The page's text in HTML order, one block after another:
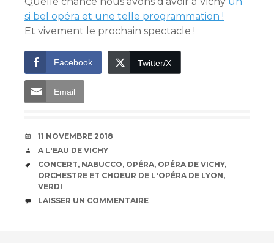
si bel opéra et une telle programmation !
Et vivement le prochain spectacle !
Facebook Twitter/X
Email
DATE
11 NOVEMBRE 2018
AUTEUR
A L'EAU DE VICHY
ÉTIQUETTES
CONCERT, NABUCCO, OPÉRA, OPÉRA DE VICHY,
ORCHESTRE ET CHOEUR DE L'OPÉRA DE LYON,
VERDI
COMMENTAIRES
LAISSER UN COMMENTAIRE